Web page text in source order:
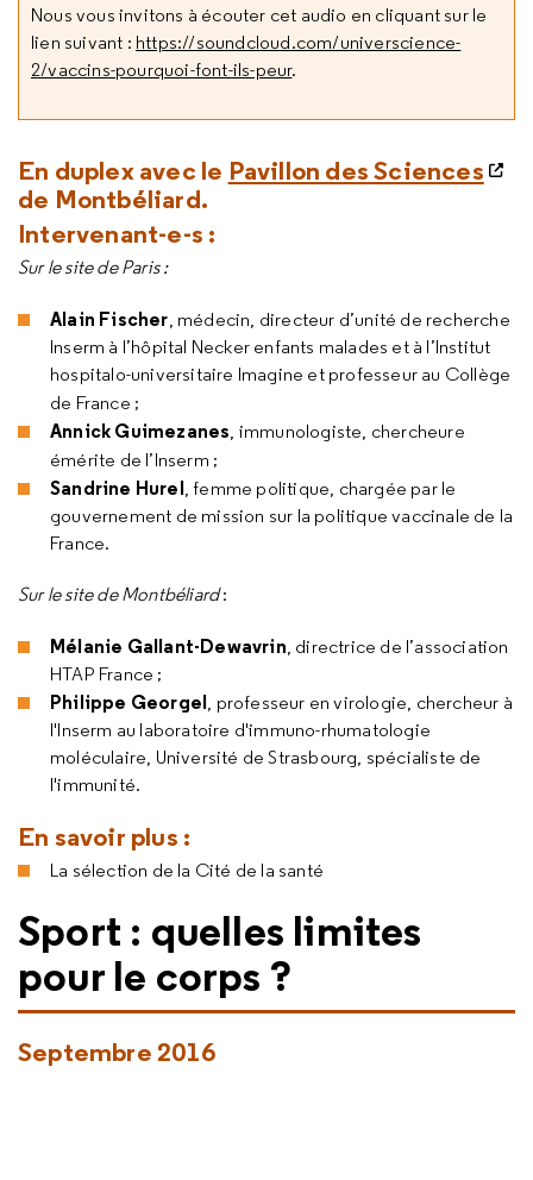
Nous vous invitons à écouter cet audio en cliquant sur le
lien suivant : https://soundcloud.com/universcience-
2/vaccins-pourquoi-font-ils-peur.
En duplex avec le Pavillon des Sciences
de Montbéliard.
Intervenant-e-s :
Sur le site de Paris :
Alain Fischer, médecin, directeur d’unité de recherche
Inserm à l’hôpital Necker enfants malades et à l’Institut
hospitalo-universitaire Imagine et professeur au Collège
de France ;
Annick Guimezanes, immunologiste, chercheure
émérite de l’Inserm ;
Sandrine Hurel, femme politique, chargée par le
gouvernement de mission sur la politique vaccinale de la
France.
Sur le site de Montbéliard:
Mélanie Gallant-Dewavrin, directrice de l’association
HTAP France ;
Philippe Georgel, professeur en virologie, chercheur à
l'Inserm au laboratoire d'immuno-rhumatologie
moléculaire, Université de Strasbourg, spécialiste de
l'immunité.
En savoir plus :
La sélection de la Cité de la santé
Sport : quelles limites
pour le corps ?
Septembre 2016